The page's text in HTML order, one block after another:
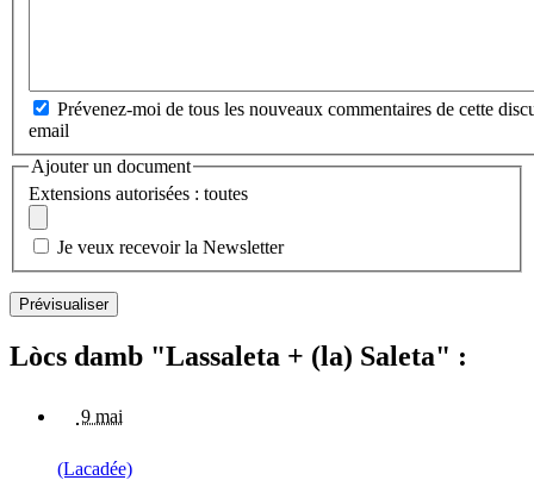
Prévenez-moi de tous les nouveaux commentaires de cette
email
Ajouter un document
Extensions autorisées : toutes
Je veux recevoir la Newsletter
Lòcs damb "Lassaleta + (la) Saleta" :
9 mai
(Lacadée)